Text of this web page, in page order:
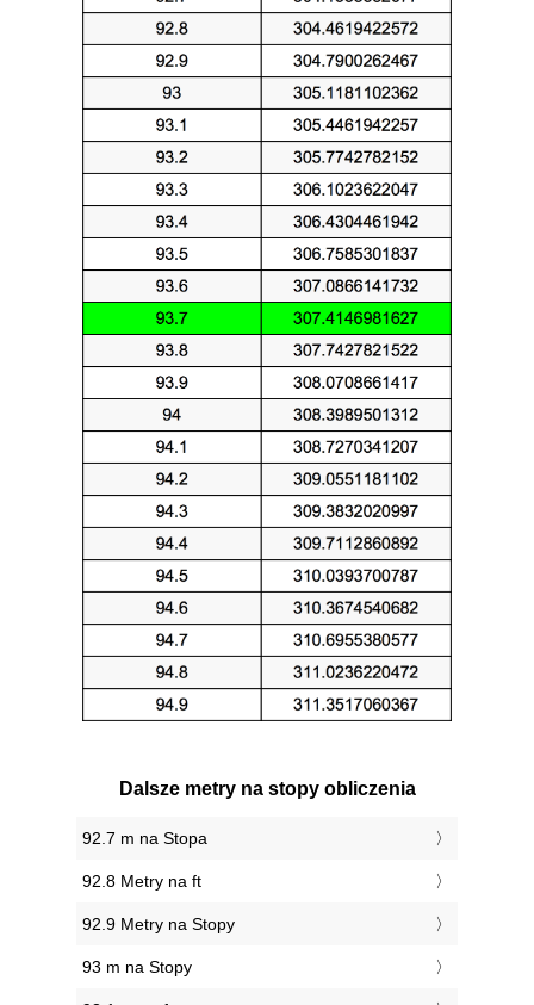
Dalsze metry na stopy obliczenia
92.7 m na Stopa
92.8 Metry na ft
92.9 Metry na Stopy
93 m na Stopy